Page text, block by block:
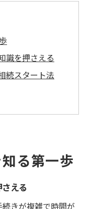
識を押さえる
続スタート法
の要点
都宮市で活用
安心相続
る第一歩
える